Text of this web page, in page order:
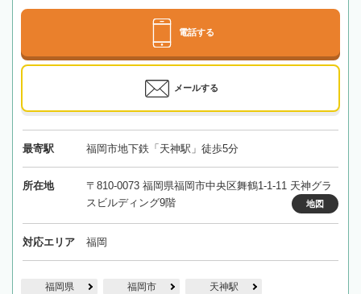
電話する
メールする
最寄駅 福岡市地下鉄「天神駅」徒歩5分
所在地
〒810-0073 福岡県福岡市中央区舞鶴1-1-11 天神グラ
スビルディング9階
地図
対応エリア 福岡
福岡県 福岡市 天神駅